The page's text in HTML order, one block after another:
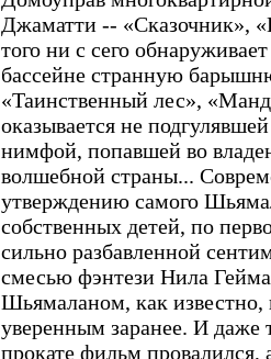
Джаматти -- «Сказочник»,
того ни с сего
бассейне странную
«Таинственный лес»,
оказывается не
нимфой, попавшей во
волшебной страны...
утверждению самого
собственных детей, по
сильно разбавленной
смесью фэнтези Нила
Шьямаланом, как известно,
уверенным заранее. И даже
прокате фильм провалился,